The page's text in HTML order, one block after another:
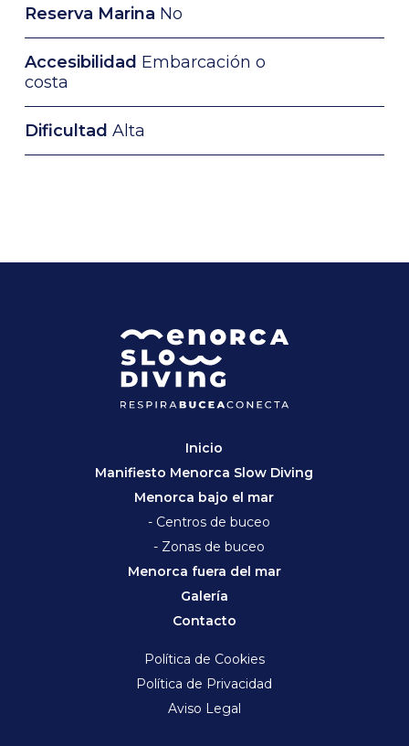
Reserva Marina No
Accesibilidad Embarcación o
costa
Dificultad Alta
Inicio
Manifiesto Menorca Slow Diving
Menorca bajo el mar
- Centros de buceo
- Zonas de buceo
Menorca fuera del mar
Galería
Contacto
Política de Cookies
Política de Privacidad
Aviso Legal